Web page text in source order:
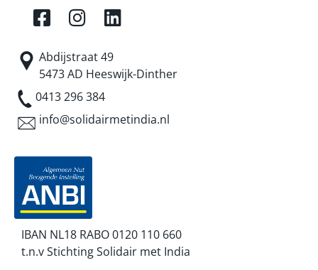
Abdijstraat 49
5473 AD Heeswijk-Dinther
0413 296 384
info@solidairmetindia.nl
IBAN NL18 RABO 0120 110 660
t.n.v Stichting Solidair met India